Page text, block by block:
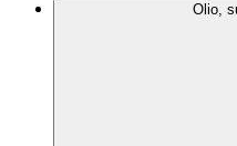
Olio,